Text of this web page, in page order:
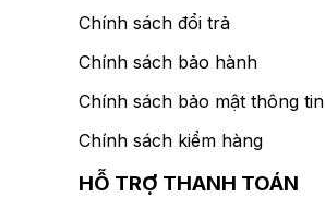
Chính sách đổi trả
Chính sách bảo hành
Chính sách bảo mật thông tin
Chính sách kiểm hàng
HỖ TRỢ THANH TOÁN